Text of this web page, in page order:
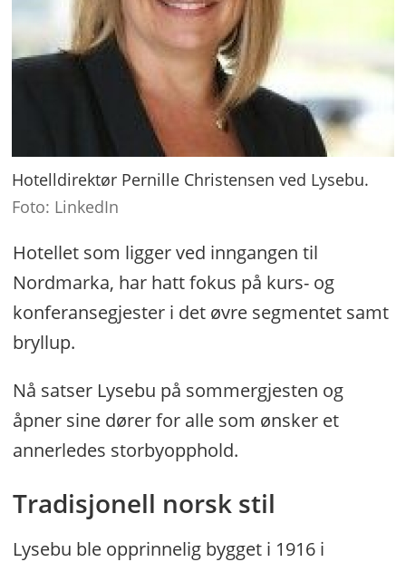
Hotelldirektør Pernille Christensen ved Lysebu.
Foto: LinkedIn
Hotellet som ligger ved inngangen til
Nordmarka, har hatt fokus på kurs- og
konferansegjester i det øvre segmentet samt
bryllup.
Nå satser Lysebu på sommergjesten og
åpner sine dører for alle som ønsker et
annerledes storbyopphold.
Tradisjonell norsk stil
Lysebu ble opprinnelig bygget i 1916 i